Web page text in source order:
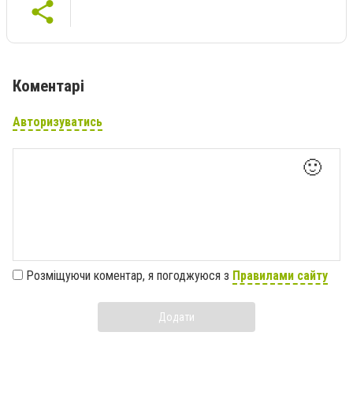
Коментарі
Авторизуватись
🙂
Розміщуючи коментар, я погоджуюся з Правилами сайту
Додати